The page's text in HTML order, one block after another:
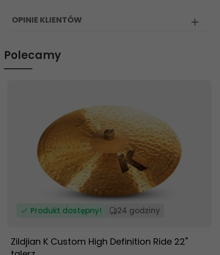
OPINIE KLIENTÓW
Polecamy
Produkt dostępny! 24 godziny
Zildjian K Custom High Definition Ride 22"